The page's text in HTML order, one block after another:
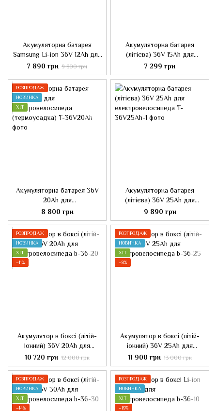
Акумуляторна батарея
Samsung Li-ion 36V 12Ah для
електровелосипеда
7 890 грн 9 300 грн
Акумуляторна батарея
(літієва) 36V 15Ah для
електровелосипеда
7 299 грн
РОЗПРОДАЖ
НОВИНКА
ХІТ
Акумуляторна батарея 36V
20Ah для
електровелосипеда
(термоусадка)
8 800 грн
Акумуляторна батарея
(літієва) 36V 25Ah для
електровелосипеда
9 890 грн
РОЗПРОДАЖ
НОВИНКА
ХІТ
−11%
Акумулятор в боксі (літій-
іонний) 36V 20Ah для
електровелосипеда
10 720 грн 12 000 грн
РОЗПРОДАЖ
НОВИНКА
ХІТ
−8%
Акумулятор в боксі (літій-
іонний) 36V 25Ah для
електровелосипеда
11 900 грн 13 000 грн
РОЗПРОДАЖ
НОВИНКА
ХІТ
−14%
РОЗПРОДАЖ
НОВИНКА
ХІТ
−19%